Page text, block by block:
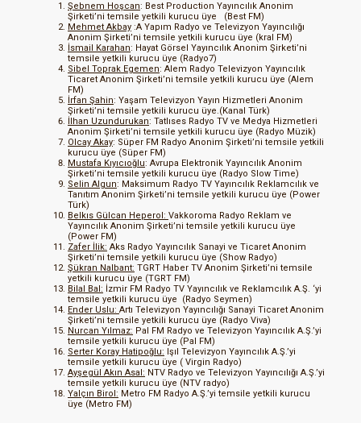
Şebnem Hoşcan: Best Production Yayıncılık Anonim
Şirketi’ni temsile yetkili kurucu üye (Best FM)
Mehmet Akbay :A Yapım Radyo ve Televizyon Yayıncılığı
Anonim Şirketi’ni temsile yetkili kurucu üye (kral FM)
İsmail Karahan: Hayat Görsel Yayıncılık Anonim Şirketi’ni
temsile yetkili kurucu üye (Radyo7)
Sibel Toprak Egemen: Alem Radyo Televizyon Yayıncılık
Ticaret Anonim Şirketi’ni temsile yetkili kurucu üye (Alem
FM)
İrfan Şahin: Yaşam Televizyon Yayın Hizmetleri Anonim
Şirketi’ni temsile yetkili kurucu üye.(Kanal Türk)
İlhan Uzundurukan: Tatlıses Radyo TV ve Medya Hizmetleri
Anonim Şirketi’ni temsile yetkili kurucu üye (Radyo Müzik)
Olcay Akay: Süper FM Radyo Anonim Şirketi’ni temsile yetkili
kurucu üye (Süper FM)
Mustafa Kıyıcıoğlu: Avrupa Elektronik Yayıncılık Anonim
Şirketi’ni temsile yetkili kurucu üye (Radyo Slow Time)
Selin Algun: Maksimum Radyo TV Yayıncılık Reklamcılık ve
Tanıtım Anonim Şirketi’ni temsile yetkili kurucu üye (Power
Türk)
Belkıs Gülcan Heperol: Vakkoroma Radyo Reklam ve
Yayıncılık Anonim Şirketi’ni temsile yetkili kurucu üye
(Power FM)
Zafer İlik: Aks Radyo Yayıncılık Sanayi ve Ticaret Anonim
Şirketi’ni temsile yetkili kurucu üye (Show Radyo)
Şükran Nalbant: TGRT Haber TV Anonim Şirketi’ni temsile
yetkili kurucu üye (TGRT FM)
Bilal Bal: İzmir FM Radyo TV Yayıncılık ve Reklamcılık A.Ş. ‘yi
temsile yetkili kurucu üye (Radyo Seymen)
Ender Uslu: Artı Televizyon Yayıncılığı Sanayi Ticaret Anonim
Şirketi’ni temsile yetkili kurucu üye (Radyo Viva)
Nurcan Yılmaz: Pal FM Radyo ve Televizyon Yayıncılık A.Ş.’yi
temsile yetkili kurucu üye (Pal FM)
Serter Koray Hatipoğlu: Işıl Televizyon Yayıncılık A.Ş.’yi
temsile yetkili kurucu üye ( Virgin Radyo)
Ayşegül Akın Asal: NTV Radyo ve Televizyon Yayıncılığı A.Ş.’yi
temsile yetkili kurucu üye (NTV radyo)
Yalçın Birol: Metro FM Radyo A.Ş.’yi temsile yetkili kurucu
üye (Metro FM)